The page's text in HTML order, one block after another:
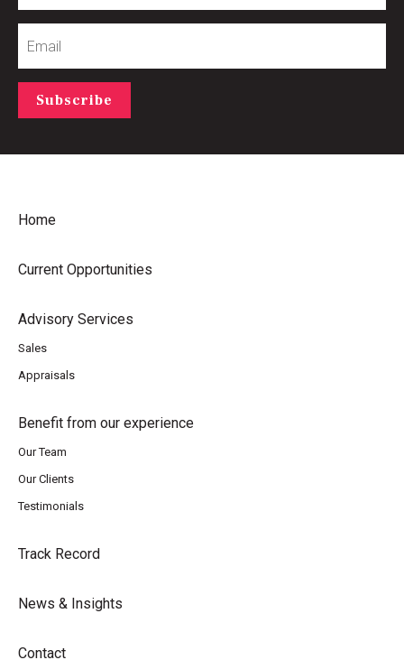
Subscribe
Home
Current Opportunities
Advisory Services
Sales
Appraisals
Benefit from our experience
Our Team
Our Clients
Testimonials
Track Record
News & Insights
Contact